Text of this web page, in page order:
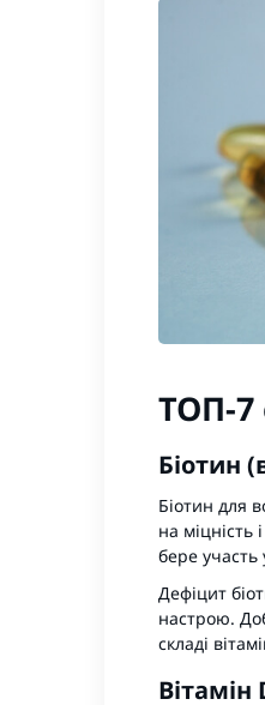
ТОП-7
Біотин
Біотин для
на міцність
бере участь
Дефіцит
настрою.
складі
Вітамін